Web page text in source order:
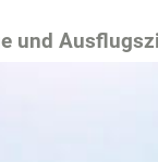
und